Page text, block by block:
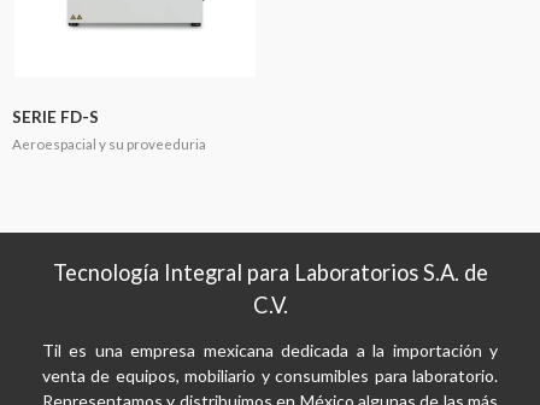
SERIE FD-S
Aeroespacial y su proveeduria
Tecnología Integral para Laboratorios S.A. de
C.V.
Til es una empresa mexicana dedicada a la importación y
venta de equipos, mobiliario y consumibles para laboratorio.
Representamos y distribuimos en México algunas de las más